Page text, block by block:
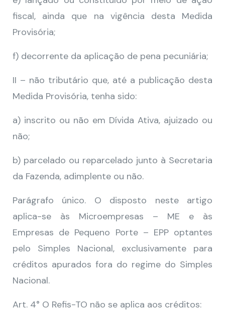
fiscal, ainda que na vigência desta Medida
Provisória;
f) decorrente da aplicação de pena pecuniária;
II – não tributário que, até a publicação desta
Medida Provisória, tenha sido:
a) inscrito ou não em Dívida Ativa, ajuizado ou
não;
b) parcelado ou reparcelado junto à Secretaria
da Fazenda, adimplente ou não.
Parágrafo único. O disposto neste artigo
aplica-se às Microempresas – ME e às
Empresas de Pequeno Porte – EPP optantes
pelo Simples Nacional, exclusivamente para
créditos apurados fora do regime do Simples
Nacional.
Art. 4° O Refis-TO não se aplica aos créditos: